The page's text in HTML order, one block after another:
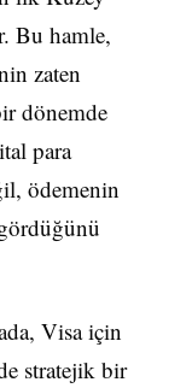
Bu hamle,
zaten
dönemde
para
ödemenin
Visa için
stratejik bir